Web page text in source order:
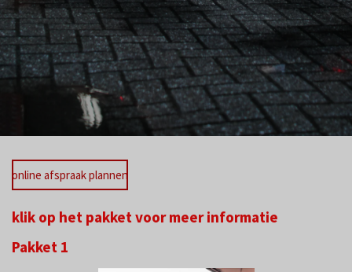
online afspraak plannen
klik op het pakket voor meer informatie
Pakket 1